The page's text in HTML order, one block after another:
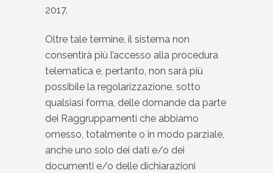
2017.
Oltre tale termine, il sistema non
consentirà più l’accesso alla procedura
telematica e, pertanto, non sarà più
possibile la regolarizzazione, sotto
qualsiasi forma, delle domande da parte
dei Raggruppamenti che abbiamo
omesso, totalmente o in modo parziale,
anche uno solo dei dati e/o dei
documenti e/o delle dichiarazioni